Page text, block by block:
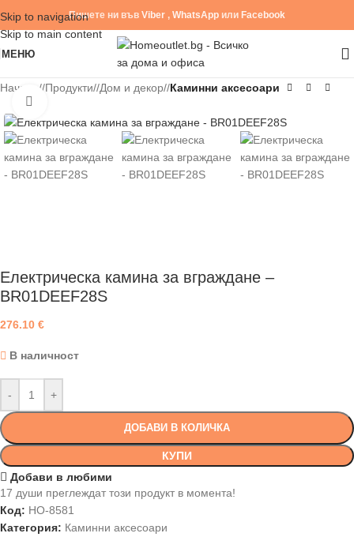
Skip to navigation
Skip to main content
Пишете ни във Viber , WhatsApp или Facebook
МЕНЮ
Начало / Продукти/ Дом и декор/ Каминни аксесоари
Електрическа камина за вграждане –
BR01DEEF28S
276.10 €
В наличност
- +
ДОБАВИ В КОЛИЧКА
КУПИ
Добави в любими
17 души преглеждат този продукт в момента!
Код: HO-8581
Категория: Каминни аксесоари